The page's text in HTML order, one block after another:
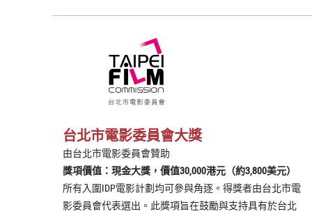
台北市電影委員會大獎
由台北市電影委員會贊助
獎項價值：現金大獎，價值30,000港元（約3,800美元）
所有入圍IDP電影計劃均可參與角逐。得獎者由台北市電
影委員會代表選出。此獎項旨在鼓勵與支持具有於台北